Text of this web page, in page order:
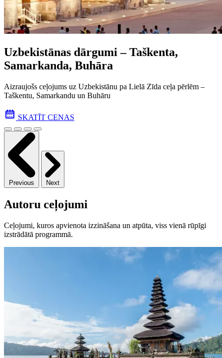
Uzbekistānas dārgumi – Taškenta,
Samarkanda, Buhāra
Aizraujošs ceļojums uz Uzbekistānu pa Lielā Zīda ceļa pēr­lēm –
Taškentu, Samarkandu un Buhāru
SKATĪT CENAS
Previous Next
Autoru ceļojumi
Ceļojumi, kuros apvienota izzināšana un atpūta, viss vienā rūpīgi
izstrādātā programmā.